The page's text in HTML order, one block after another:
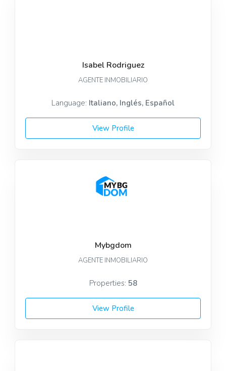
Isabel Rodriguez
AGENTE INMOBILIARIO
Language: Italiano, Inglés, Español
View Profile
Mybgdom
AGENTE INMOBILIARIO
Properties: 58
View Profile